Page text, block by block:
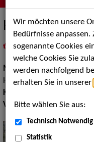
Horch
inMeine Merkliste
Musik:Volksmusik und
Historische Musik
Klassische und
Volksmusik
Wir möchten unsere
Bedürfnisse
sogenannte Cookies
welche Cookies Sie
werden nachfolgend
erhalten Sie in unserer
Bitte wählen Sie aus:
Technisch Notwendig
Statistik